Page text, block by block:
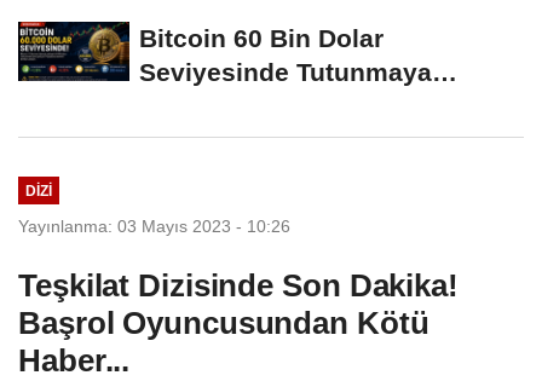
Bitcoin 60 Bin Dolar
Seviyesinde Tutunmaya
DIZI
Yayınlanma: 03 Mayıs 2023 - 10:26
Teşkilat Dizisinde Son Dakika!
Başrol Oyuncusundan Kötü
Haber...